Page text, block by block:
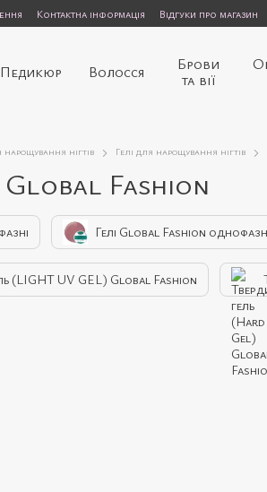
Контактна інформація Відгуки про магазин
Педикюр Волосся
Брови
та вії
нарощування нігтів Гелі для нарощування нігтів
Global Fashion
Гелі Global Fashion
(LIGHT UV GEL) Global Fashion